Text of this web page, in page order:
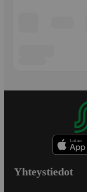
Yhteystiedot